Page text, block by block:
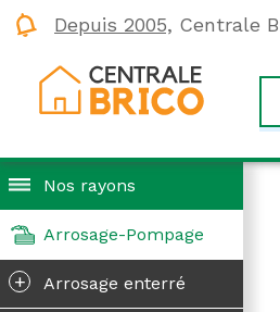
Depuis 2005, Centrale
Nos rayons
Arrosage-Pompage
+ Arrosage enterré